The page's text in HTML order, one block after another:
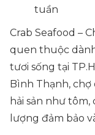
tuần
Crab Seafood –
quen thuộc
tươi sống tại
Bình Thạnh, chợ
hải sản như tôm,
lượng đảm bảo